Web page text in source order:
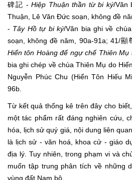
碑記 -Hiệp Thuận thần từ bi ký/Văn
Thuận, Lê Văn Đức soạn, không đề
- Tây Hồ tự bi ký/Văn bia ghi về
soạn, không đề năm, 90a-91a; 41/
Hiển tôn Hoàng đế ngự chế Thiên Mụ
bia ghi chép về chùa Thiên Mụ do
Nguyễn Phúc Chu (Hiển Tôn Hiếu
96b.
Từ kết quả thống kê trên đây cho
một tác phẩm rất đáng nghiên cứu,
hóa, lịch sử quý giá, nội dung liên
là lịch sử - văn hoá, khoa cử - giáo
địa lý. Tuy nhiên, trong phạm vi và
muốn tập trung phân tích về những
vùng đất Nam bộ.